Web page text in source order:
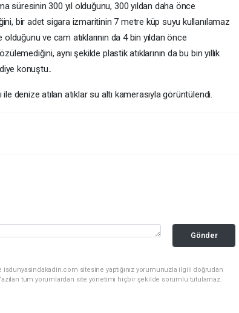
süresinin 300 yıl olduğunu, 300 yıldan daha önce
bir adet sigara izmaritinin 7 metre küp suyu kullanılamaz
ve cam atıklarının da 4 bin yıldan önce
aynı şekilde plastik atıklarının da bu bin yıllık
konuştu..
denize atılan atıklar su altı kamerasıyla görüntülendi.
Gönder
isdunyasindakadin.com sitesine yaptığınız yorumunuzla ilgili doğrudan
tüm yorumlardan site yönetimi hiçbir şekilde sorumlu tutulamaz.